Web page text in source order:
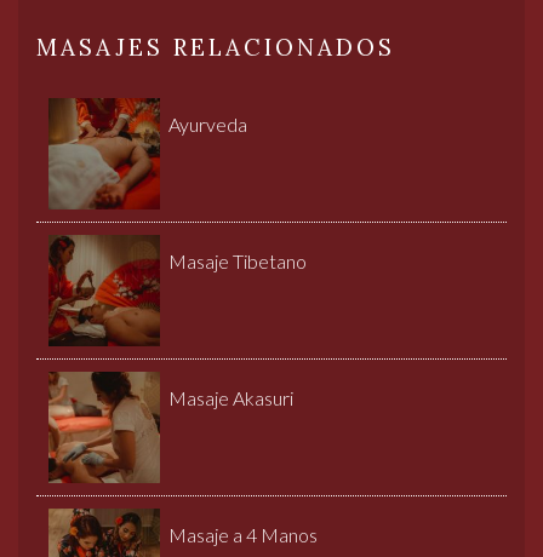
MASAJES RELACIONADOS
Ayurveda
Masaje Tibetano
Masaje Akasuri
Masaje a 4 Manos